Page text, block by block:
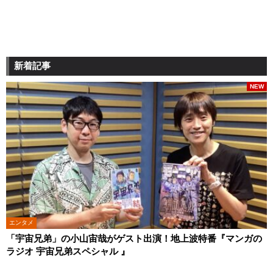
新着記事
エンタメ
「宇宙兄弟」の小山宙哉がゲスト出演！地上波特番『マンガの
ラジオ 宇宙兄弟スペシャル 』
NEW